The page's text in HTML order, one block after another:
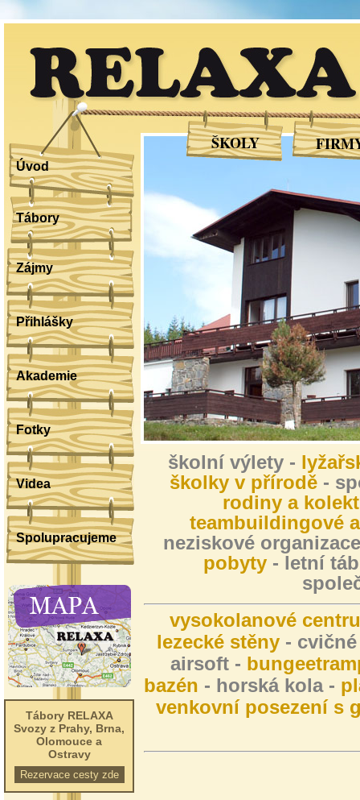
RELAXA
školní výlety -
školky v přírodě -
rodiny a
teambuildingové
neziskové
pobyty - letní
vysokolanové
lezecké stěny -
airsoft -
bazén - horská kola -
venkovní posezení s
Úvod
Tábory
Zájmy
Přihlášky
Akademie
Fotky
Videa
Spolupracujeme
Tábory RELAXA
Svozy z Prahy, Brna,
Olomouce a
Ostravy
Rezervace cesty zde
ŠKOLY